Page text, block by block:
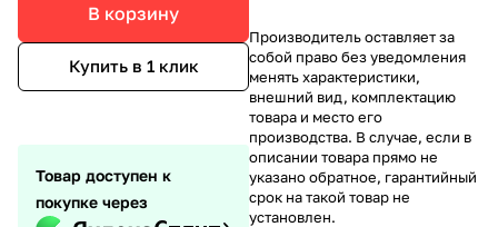
В корзину
Купить в 1 клик
Товар доступен к
покупке через
Производитель оставляет за
собой право без уведомления
менять характеристики,
внешний вид, комплектацию
товара и место его
производства. В случае, если в
описании товара прямо не
указано обратное, гарантийный
срок на такой товар не
установлен.